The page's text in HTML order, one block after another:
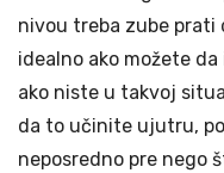
nivou treba zube prati
idealno ako možete
ako niste u takvoj
da to učinite ujutru,
neposredno pre nego